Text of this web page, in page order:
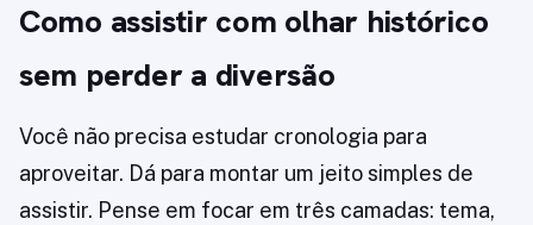
Como assistir com olhar histórico
sem perder a diversão
Você não precisa estudar cronologia para
aproveitar. Dá para montar um jeito simples de
assistir. Pense em focar em três camadas: tema,